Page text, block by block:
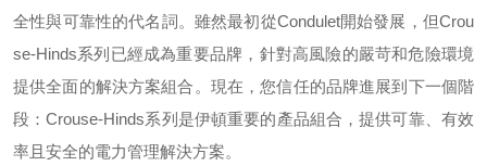
全性與可靠性的代名詞。雖然最初從Condulet開始發展，但Crou
se-Hinds系列已經成為重要品牌，針對高風險的嚴苛和危險環境
提供全面的解決方案組合。現在，您信任的品牌進展到下一個階
段：Crouse-Hinds系列是伊頓重要的產品組合，提供可靠、有效
率且安全的電力管理解決方案。